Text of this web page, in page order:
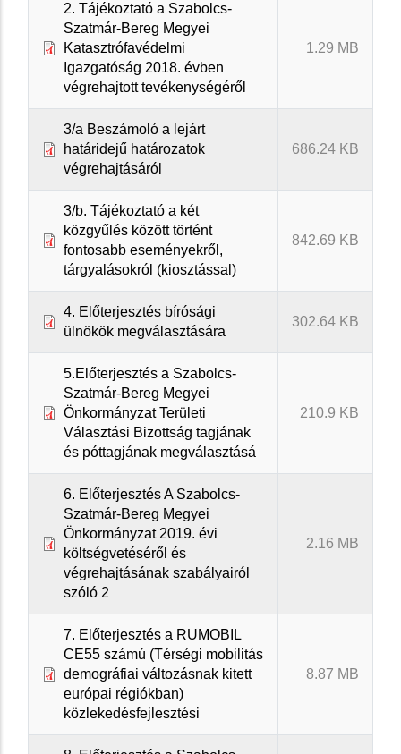
2. Tájékoztató a Szabolcs-
Szatmár-Bereg Megyei
Katasztrófavédelmi
Igazgatóság 2018. évben
végrehajtott tevékenységéről
1.29 MB
3/a Beszámoló a lejárt
határidejű határozatok
végrehajtásáról
686.24 KB
3/b. Tájékoztató a két
közgyűlés között történt
fontosabb eseményekről,
tárgyalásokról (kiosztással)
842.69 KB
4. Előterjesztés bírósági
ülnökök megválasztására
302.64 KB
5.Előterjesztés a Szabolcs-
Szatmár-Bereg Megyei
Önkormányzat Területi
Választási Bizottság tagjának
és póttagjának megválasztásá
210.9 KB
6. Előterjesztés A Szabolcs-
Szatmár-Bereg Megyei
Önkormányzat 2019. évi
költségvetéséről és
végrehajtásának szabályairól
szóló 2
2.16 MB
7. Előterjesztés a RUMOBIL
CE55 számú (Térségi mobilitás
demográfiai változásnak kitett
európai régiókban)
közlekedésfejlesztési
8.87 MB